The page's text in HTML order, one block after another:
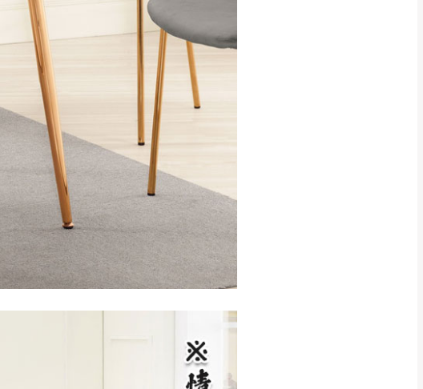
基隆山區
卓蘭鎮、三灣、通霄山區、西湖、泰安
鄉、大湖鄉、頭屋、獅潭鄉
送貨
東、金門、馬祖、澎湖地區
出，另外約加上2~7個工作天內
換新品，運費皆由本站負責，
產品需為未拆封狀態(請保持商
述方式處理，恕無法接受退貨。
等因素， 與實際商品的顏色、
訂購前詳加確認。(包含商品尺寸
正負0.5CM) 詳細尺寸以實品
：@dershin)，並須保持商品全新
用習慣、居家環境不同。若屬人